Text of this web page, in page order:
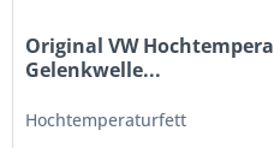
Original VW
Gelenkwelle...
Hochtemperaturfett